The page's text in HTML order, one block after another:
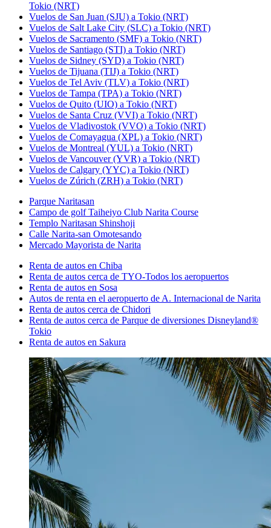
Tokio (NRT)
Vuelos de San Juan (SJU) a Tokio (NRT)
Vuelos de Salt Lake City (SLC) a Tokio (NRT)
Vuelos de Sacramento (SMF) a Tokio (NRT)
Vuelos de Santiago (STI) a Tokio (NRT)
Vuelos de Sidney (SYD) a Tokio (NRT)
Vuelos de Tijuana (TIJ) a Tokio (NRT)
Vuelos de Tel Aviv (TLV) a Tokio (NRT)
Vuelos de Tampa (TPA) a Tokio (NRT)
Vuelos de Quito (UIO) a Tokio (NRT)
Vuelos de Santa Cruz (VVI) a Tokio (NRT)
Vuelos de Vladivostok (VVO) a Tokio (NRT)
Vuelos de Comayagua (XPL) a Tokio (NRT)
Vuelos de Montreal (YUL) a Tokio (NRT)
Vuelos de Vancouver (YVR) a Tokio (NRT)
Vuelos de Calgary (YYC) a Tokio (NRT)
Vuelos de Zúrich (ZRH) a Tokio (NRT)
Parque Naritasan
Campo de golf Taiheiyo Club Narita Course
Templo Naritasan Shinshoji
Calle Narita-san Omotesando
Mercado Mayorista de Narita
Renta de autos en Chiba
Renta de autos cerca de TYO-Todos los aeropuertos
Renta de autos en Sosa
Autos de renta en el aeropuerto de A. Internacional de Narita
Renta de autos cerca de Chidori
Renta de autos cerca de Parque de diversiones Disneyland®
Tokio
Renta de autos en Sakura